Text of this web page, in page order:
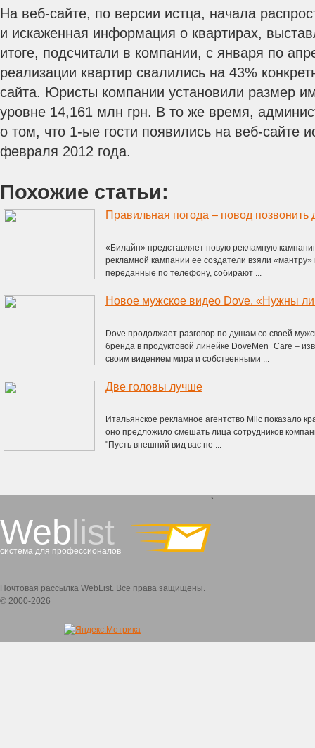
На веб-сайте, по версии истца, начала
и искаженная информация о квартирах,
итоге, подсчитали в компании, с января по
реализации квартир свалились на 43%
сайта. Юристы компании установили размер
уровне 14,161 млн грн. В то же время,
о том, что 1-ые гости появились на веб-сайте
февраля 2012 года.
Похожие статьи:
Правильная погода – повод позвонить
«Билайн» представляет новую рекламную
рекламной кампании ее создатели взяли
переданные по телефону, собирают ...
Новое мужское видео Dove. «Нужны
Dove продолжает разговор по душам со своей
бренда в продуктовой линейке DoveMen+Care –
своим видением мира и собственными ...
Две головы лучше
Итальянское рекламное агентство Milc показало
оно предложило смешать лица сотрудников
"Пусть внешний вид вас не ...
Weblist
система для профессионалов
`
Почтовая рассылка WebList. Все права защищены.
© 2000-2026